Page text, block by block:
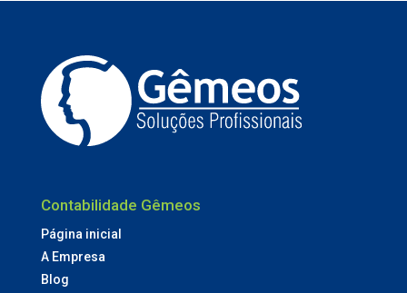
Contabilidade Gêmeos
Página inicial
A Empresa
Blog